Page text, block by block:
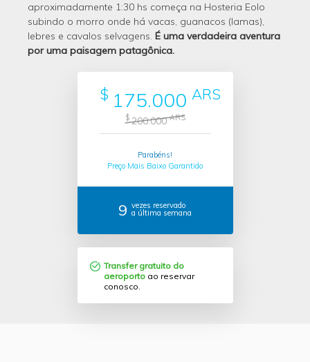
aproximadamente 1:30 hs começa na Hosteria Eolo
subindo o morro onde há vacas, guanacos (lamas),
lebres e cavalos selvagens. É uma verdadeira aventura
por uma paisagem patagônica.
$ 175.000 ARS
$200.000ARS
Parabéns!
Preço Mais Baixo Garantido
9 vezes reservado
a última semana
Transfer gratuito do
aeroporto ao reservar
conosco.